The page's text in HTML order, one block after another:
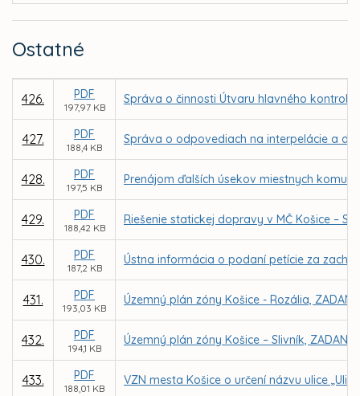
Ostatné
426. PDF
197,97 KB
Správa o činnosti Útvaru hlavného
427. PDF
188,4 KB
Správa o odpovediach na interpelácie a
428. PDF
197,5 KB
Prenájom ďalších úsekov miestnych
429. PDF
188,42 KB
Riešenie statickej dopravy v MČ Košice –
430. PDF
187,2 KB
Ústna informácia o podaní petície za
431. PDF
193,03 KB
Územný plán zóny Košice - Rozália,
432. PDF
194,1 KB
Územný plán zóny Košice – Slivník, ZADANIE
433. PDF
188,01 KB
VZN mesta Košice o určení názvu ulice